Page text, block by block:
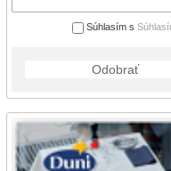
Súhlasím s
Odobrať